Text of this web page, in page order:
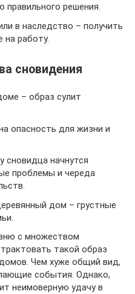
правильного решения.
в наследство – получить
на работу.
сновидения
– образ сулит
опасность для жизни и
начнутся
проблемы и череда
дом – грустные
с множеством
такой образ
Чем хуже общий вид,
события. Однако,
неимоверную удачу в